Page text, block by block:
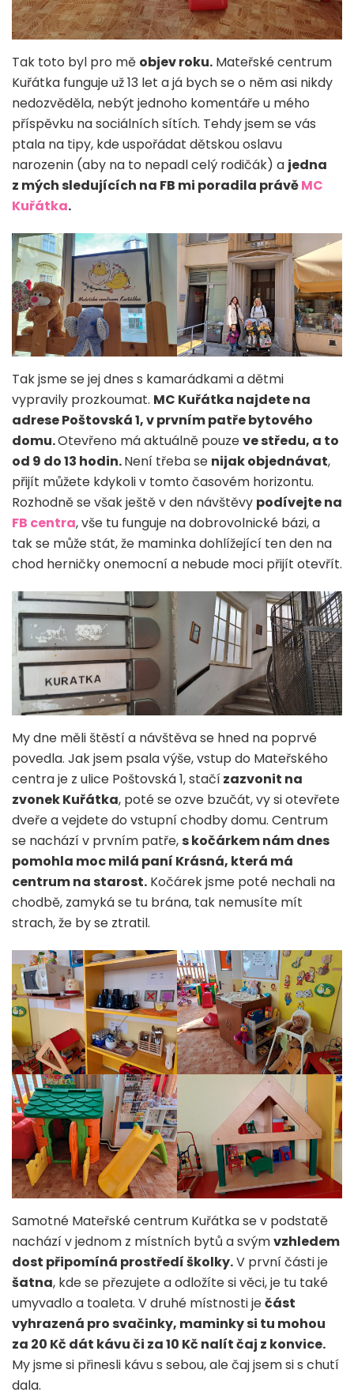
Tak toto byl pro mě objev roku. Mateřské centrum
Kuřátka funguje už 13 let a já bych se o něm asi nikdy
nedozvěděla, nebýt jednoho komentáře u mého
příspěvku na sociálních sítích. Tehdy jsem se vás
ptala na tipy, kde uspořádat dětskou oslavu
narozenin (aby na to nepadl celý rodičák) a jedna
z mých sledujících na FB mi poradila právěMC
Kuřátka.
Tak jsme se jej dnes s kamarádkami a dětmi
vypravily prozkoumat. MC Kuřátka najdete na
adrese Poštovská 1, v prvním patře bytového
domu.Otevřeno má aktuálně pouzeve středu, a to
od 9 do 13 hodin.Není třeba se nijak objednávat,
přijít můžete kdykoli v tomto časovém horizontu.
Rozhodně se však ještě v den návštěvy podívejte na
FB centra, vše tu funguje na dobrovolnické bázi, a
tak se může stát, že maminka dohlížející ten den na
chod herničky onemocní a nebude moci přijít otevřít.
My dne měli štěstí a návštěva se hned na poprvé
povedla. Jak jsem psala výše, vstup do Mateřského
centra je z ulice Poštovská 1, stačízazvonit na
zvonek Kuřátka, poté se ozve bzučát, vy si otevřete
dveře a vejdete do vstupní chodby domu. Centrum
se nachází v prvním patře,s kočárkem nám dnes
pomohla moc milá paní Krásná, která má
centrum na starost. Kočárek jsme poté nechali na
chodbě, zamyká se tu brána, tak nemusíte mít
strach, že by se ztratil.
Samotné Mateřské centrum Kuřátka se v podstatě
nachází v jednom z místních bytů a svýmvzhledem
dost připomíná prostředí školky.V první části je
šatna, kde se přezujete a odložíte si věci, je tu také
umyvadlo a toaleta. V druhé místnosti ječást
vyhrazená pro svačinky, maminky si tu mohou
za 20 Kč dát kávu či za 10 Kč nalít čaj z konvice.
My jsme si přinesli kávu s sebou, ale čaj jsem si s chutí
dala.